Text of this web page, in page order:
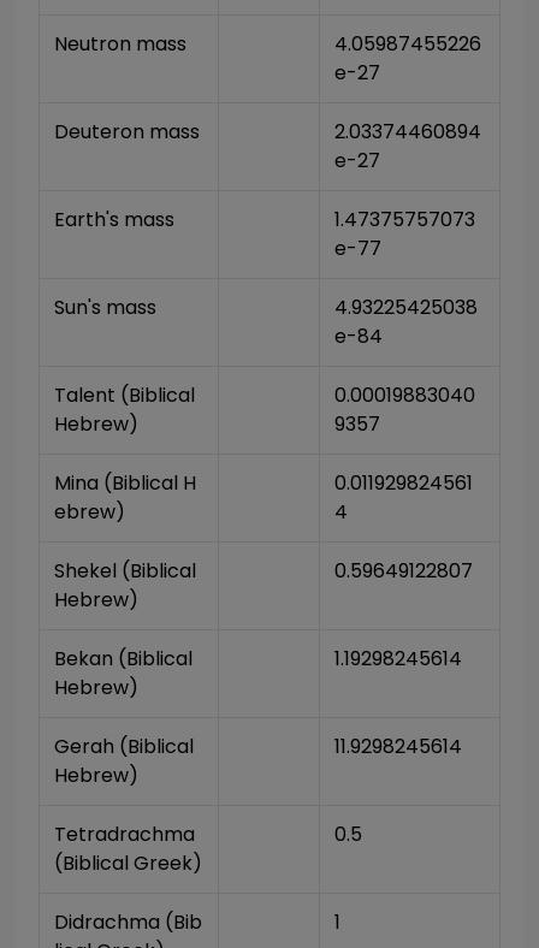
Neutron mass
4.05987455226
e-27
Deuteron mass
2.03374460894
e-27
Earth's mass
1.47375757073
e-77
Sun's mass
4.93225425038
e-84
Talent (Biblical
Hebrew)
0.00019883040
9357
Mina (Biblical H
ebrew)
0.011929824561
4
Shekel (Biblical
Hebrew)
0.59649122807
Bekan (Biblical
Hebrew)
1.19298245614
Gerah (Biblical
Hebrew)
11.9298245614
Tetradrachma
(Biblical Greek)
0.5
Didrachma (Bib
1